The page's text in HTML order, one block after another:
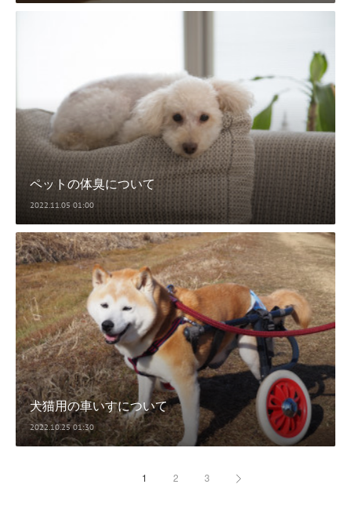
ペットの体臭について
2022.11.05 01:00
犬猫用の車いすについて
2022.10.25 01:30
1 2 3